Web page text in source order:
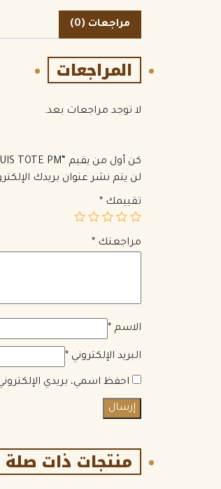
مراجعات (0)
المراجعات
لا توجد مراجعات بعد.
كن أول من يقيم “Goyard SAINT LOUIS TOTE PM”
لن يتم نشر عنوان بريدك
تقييمك *
مراجعتك *
الاسم *
البريد الإلكتروني *
احفظ اسمي، بريدي
منتجات ذات صلة